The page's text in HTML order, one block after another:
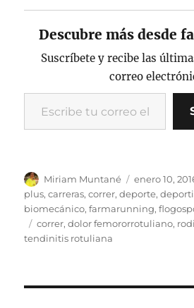
c
e
b
o
k
it
te
r
p
y
Li
n
k
ai
l
n
t
Descubre más desde
Suscríbete y recibe las
correo
Escribe tu correo electrónico…
Autor
Miriam Muntané
Publicado
el
enero 10,
plus,carreras,correr,deporte,
biomecánico,farmarunning,
Etiquetas
correr,dolor femororrotuliano,
tendinitis rotuliana